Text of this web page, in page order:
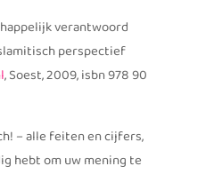
verantwoord
perspectief
, Soest, 2009, isbn 978 90
– alle feiten en cijfers,
hebt om uw mening te